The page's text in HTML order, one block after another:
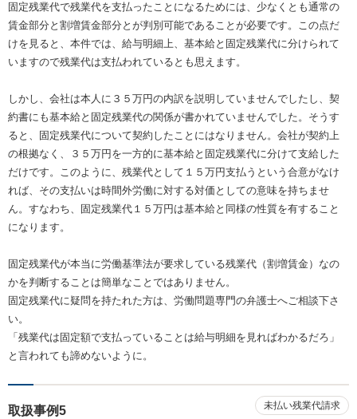
固定残業代で残業代を支払ったことになるためには、少なくとも通常の
賃金部分と割増賃金部分とが判別可能であることが必要です。この点だ
けを見ると、本件では、給与明細上、基本給と固定残業代に分けられて
いますので残業代は支払われているとも思えます。
しかし、会社は本人に３５万円の内訳を説明していませんでしたし、契
約書にも基本給と固定残業代の関係が書かれていませんでした。そうす
ると、固定残業代について契約したことにはなりません。会社が契約上
の根拠なく、３５万円を一方的に基本給と固定残業代に分けて支給した
だけです。このように、残業代として１５万円支払うという合意がなけ
れば、その支払いは時間外労働に対する対価としての意味を持ちませ
ん。すなわち、固定残業代１５万円は基本給と同様の性質を有すること
になります。
固定残業代が本当に労働基準法が要求している残業代（割増賃金）なの
かを判断することは簡単なことではありません。
固定残業代に疑問を持たれた方は、労働問題専門の弁護士へご相談下さ
い。
「残業代は固定額で支払っていることは給与明細を見ればわかるだろ」
と言われても諦めないように。
取扱事例5 未払い残業代請求